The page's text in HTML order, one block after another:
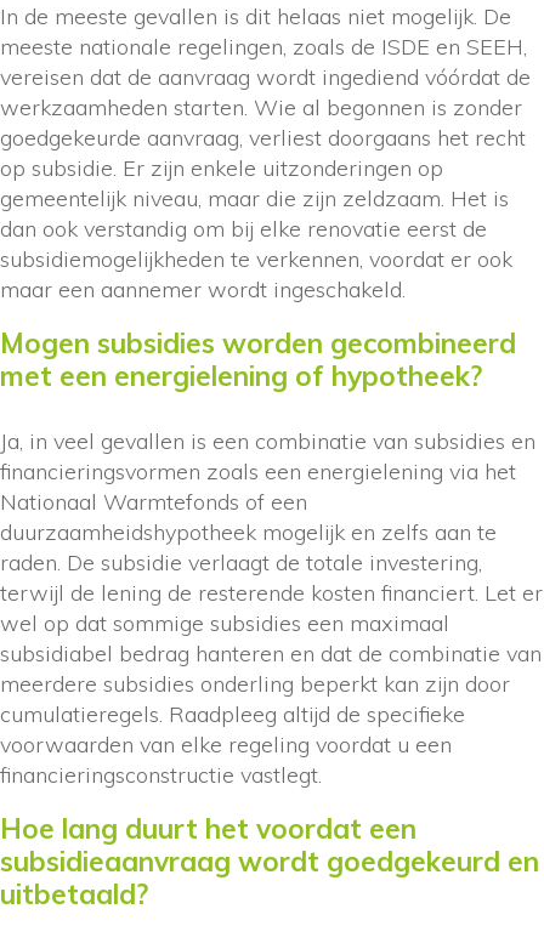
In de meeste gevallen is dit helaas niet mogelijk. De
meeste nationale regelingen, zoals de ISDE en SEEH,
vereisen dat de aanvraag wordt ingediend vóórdat de
werkzaamheden starten. Wie al begonnen is zonder
goedgekeurde aanvraag, verliest doorgaans het recht
op subsidie. Er zijn enkele uitzonderingen op
gemeentelijk niveau, maar die zijn zeldzaam. Het is
dan ook verstandig om bij elke renovatie eerst de
subsidiemogelijkheden te verkennen, voordat er ook
maar een aannemer wordt ingeschakeld.
Mogen subsidies worden gecombineerd
met een energielening of hypotheek?
Ja, in veel gevallen is een combinatie van subsidies en
financieringsvormen zoals een energielening via het
Nationaal Warmtefonds of een
duurzaamheidshypotheek mogelijk en zelfs aan te
raden. De subsidie verlaagt de totale investering,
terwijl de lening de resterende kosten financiert. Let er
wel op dat sommige subsidies een maximaal
subsidiabel bedrag hanteren en dat de combinatie van
meerdere subsidies onderling beperkt kan zijn door
cumulatieregels. Raadpleeg altijd de specifieke
voorwaarden van elke regeling voordat u een
financieringsconstructie vastlegt.
Hoe lang duurt het voordat een
subsidieaanvraag wordt goedgekeurd en
uitbetaald?